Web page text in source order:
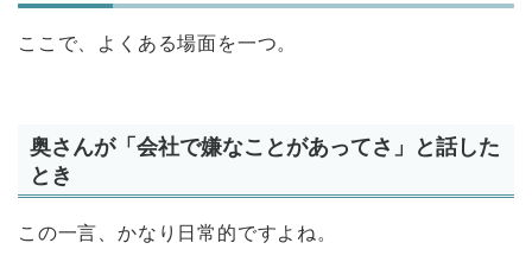
ここで、よくある場面を一つ。
奥さんが「会社で嫌なことがあってさ」と話した
とき
この一言、かなり日常的ですよね。